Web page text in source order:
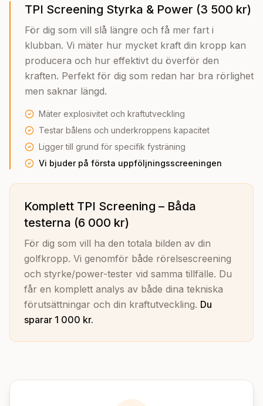
TPI Screening Styrka & Power (3 500 kr)
För dig som vill slå längre och få mer fart i
klubban. Vi mäter hur mycket kraft din kropp kan
producera och hur effektivt du överför den
kraften. Perfekt för dig som redan har bra rörlighet
men saknar längd.
Mäter explosivitet och kraftutveckling
Testar bålens och underkroppens kapacitet
Ligger till grund för specifik fysträning
Vi bjuder på första uppföljningsscreeningen
Komplett TPI Screening – Båda
testerna (6 000 kr)
För dig som vill ha den totala bilden av din
golfkropp. Vi genomför både rörelsescreening
och styrke/power-tester vid samma tillfälle. Du
får en komplett analys av både dina tekniska
förutsättningar och din kraftutveckling. Du
sparar 1 000 kr.